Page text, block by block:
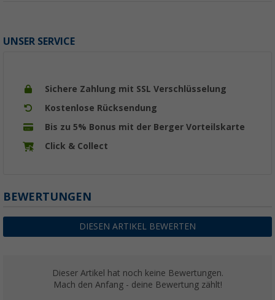
UNSER SERVICE
Sichere Zahlung mit SSL Verschlüsselung
Kostenlose Rücksendung
Bis zu 5% Bonus mit der Berger Vorteilskarte
Click & Collect
BEWERTUNGEN
DIESEN ARTIKEL BEWERTEN
Dieser Artikel hat noch keine Bewertungen.
Mach den Anfang - deine Bewertung zählt!